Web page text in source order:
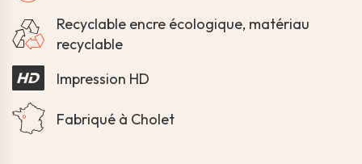
Recyclable encre écologique, matériau
recyclable
Impression HD
Fabriqué à Cholet